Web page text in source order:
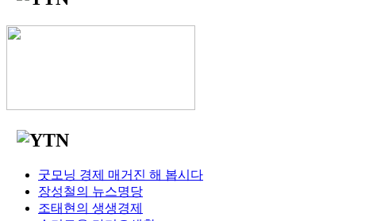
굿모닝 경제 매거진 해 봅시다
장성철의 뉴스명당
조태현의 생생경제